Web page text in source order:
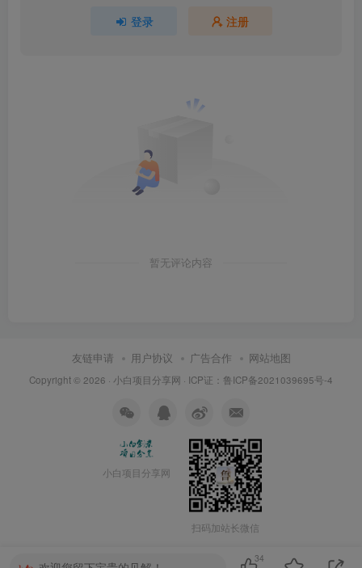
登录 注册
暂无评论内容
友链申请 用户协议 广告合作 网站地图
Copyright © 2026 · 小白项目分享网 · ICP证： 鲁ICP备2021039695号-4
小白项目分享网
扫码加站长微信
34